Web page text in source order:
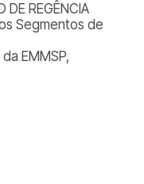
DE REGÊNCIA
Segmentos de
EMMSP,